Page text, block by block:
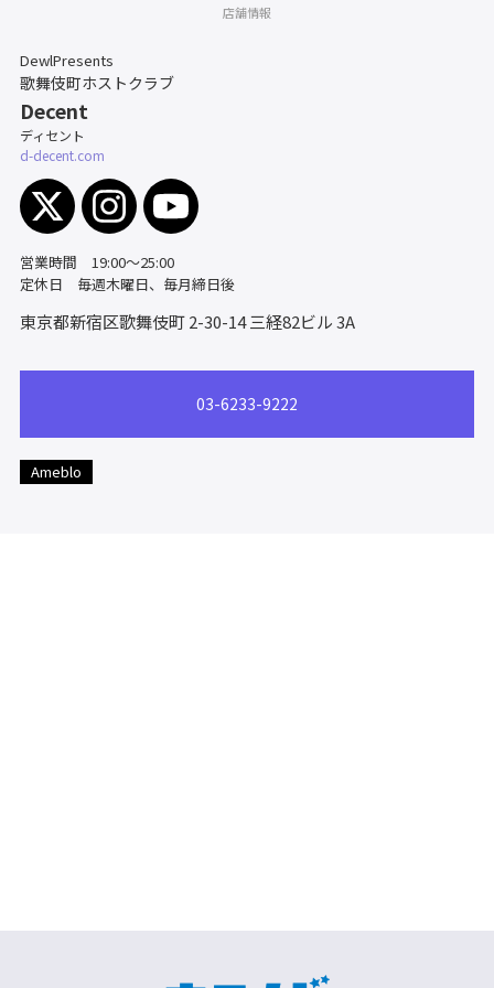
店舗情報
DewlPresents
歌舞伎町ホストクラブ
Decent
ディセント
d-decent.com
営業時間 19:00～25:00
定休日 毎週木曜日、毎月締日後
東京都新宿区歌舞伎町 2-30-14三経82ビル 3A
03-6233-9222
Ameblo